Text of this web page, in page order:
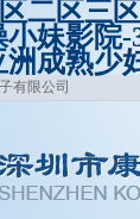
二区三
妹影院
成熟少
有限公司